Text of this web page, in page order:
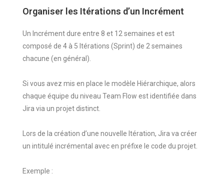
Organiser les Itérations d’un Incrément
Un Incrément dure entre 8 et 12 semaines et est
composé de 4 à 5 Itérations (Sprint) de 2 semaines
chacune (en général).
Si vous avez mis en place le modèle Hiérarchique, alors
chaque équipe du niveau Team Flow est identifiée dans
Jira via un projet distinct.
Lors de la création d’une nouvelle Itération, Jira va créer
un intitulé incrémental avec en préfixe le code du projet.
Exemple :